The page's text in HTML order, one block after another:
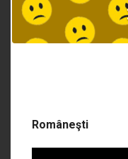
Româneşti